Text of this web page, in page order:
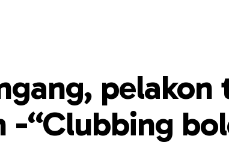
pelakon
-“Clubbing